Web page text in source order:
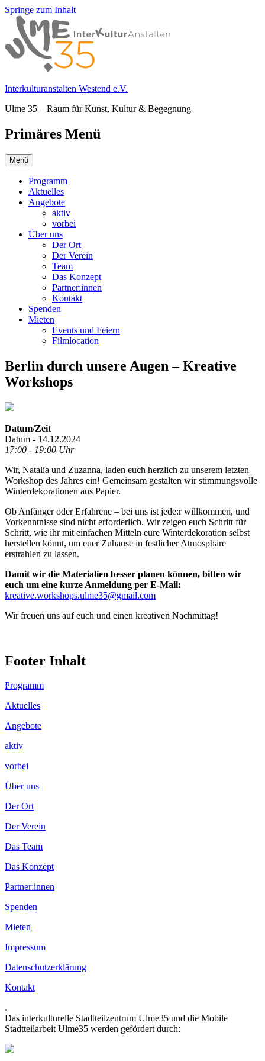
Springe zum Inhalt
Interkulturanstalten Westend e.V.
Ulme 35 – Raum für Kunst, Kultur & Begegnung
Primäres Menü
Menü
Programm
Aktuelles
Angebote
aktiv
vorbei
Über uns
Der Ort
Der Verein
Team
Das Konzept
Partner:innen
Kontakt
Spenden
Mieten
Events und Feiern
Filmlocation
Berlin durch unsere Augen – Kreative
Workshops
Datum/Zeit
Datum - 14.12.2024
17:00 - 19:00 Uhr
Wir, Natalia und Zuzanna, laden euch herzlich zu unserem letzten
Workshop des Jahres ein! Gemeinsam gestalten wir stimmungsvolle
Winterdekorationen aus Papier.
Ob Anfänger oder Erfahrene – bei uns ist jede:r willkommen, und
Vorkenntnisse sind nicht erforderlich. Wir zeigen euch Schritt für
Schritt, wie ihr mit einfachen Mitteln eure Winterdekoration selbst
herstellen könnt, um euer Zuhause in festlicher Atmosphäre
erstrahlen zu lassen.
Damit wir die Materialien besser planen können, bitten wir
euch um eine kurze Anmeldung per E-Mail:
kreative.workshops.ulme35@gmail.com
Wir freuen uns auf euch und einen kreativen Nachmittag!
Footer Inhalt
Programm
Aktuelles
Angebote
aktiv
vorbei
Über uns
Der Ort
Der Verein
Das Team
Das Konzept
Partner:innen
Spenden
Mieten
Impressum
Datenschutzerklärung
Kontakt
.
Das interkulturelle Stadtteilzentrum Ulme35 und die Mobile
Stadtteilarbeit Ulme35 werden gefördert durch: